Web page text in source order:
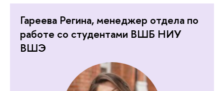
Гареева Регина, менеджер отдела по
работе со студентами ВШБ НИУ
ВШЭ